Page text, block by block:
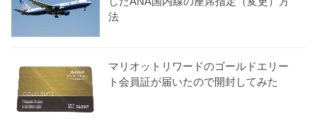
法
マリオットリワードのゴールドエリー
ト会員証が届いたので開封してみた